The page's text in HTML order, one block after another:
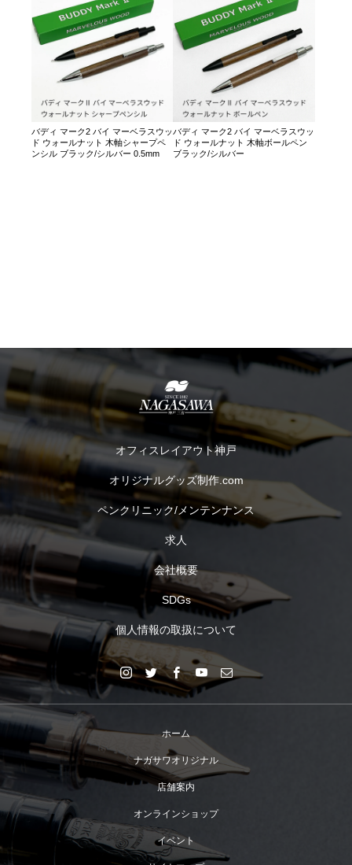
バディ マーク2 バイ マーベラスウッ
ド ウォールナット 木軸シャープペ
ンシル ブラック/シルバー 0.5mm
バディ マーク2 バイ マーベラスウッ
ド ウォールナット 木軸ボールペン
ブラック/シルバー
オフィスレイアウト神戸
オリジナルグッズ制作.com
ペンクリニック/メンテンナンス
求人
会社概要
SDGs
個人情報の取扱について
ホーム
ナガサワオリジナル
店舗案内
オンラインショップ
イベント